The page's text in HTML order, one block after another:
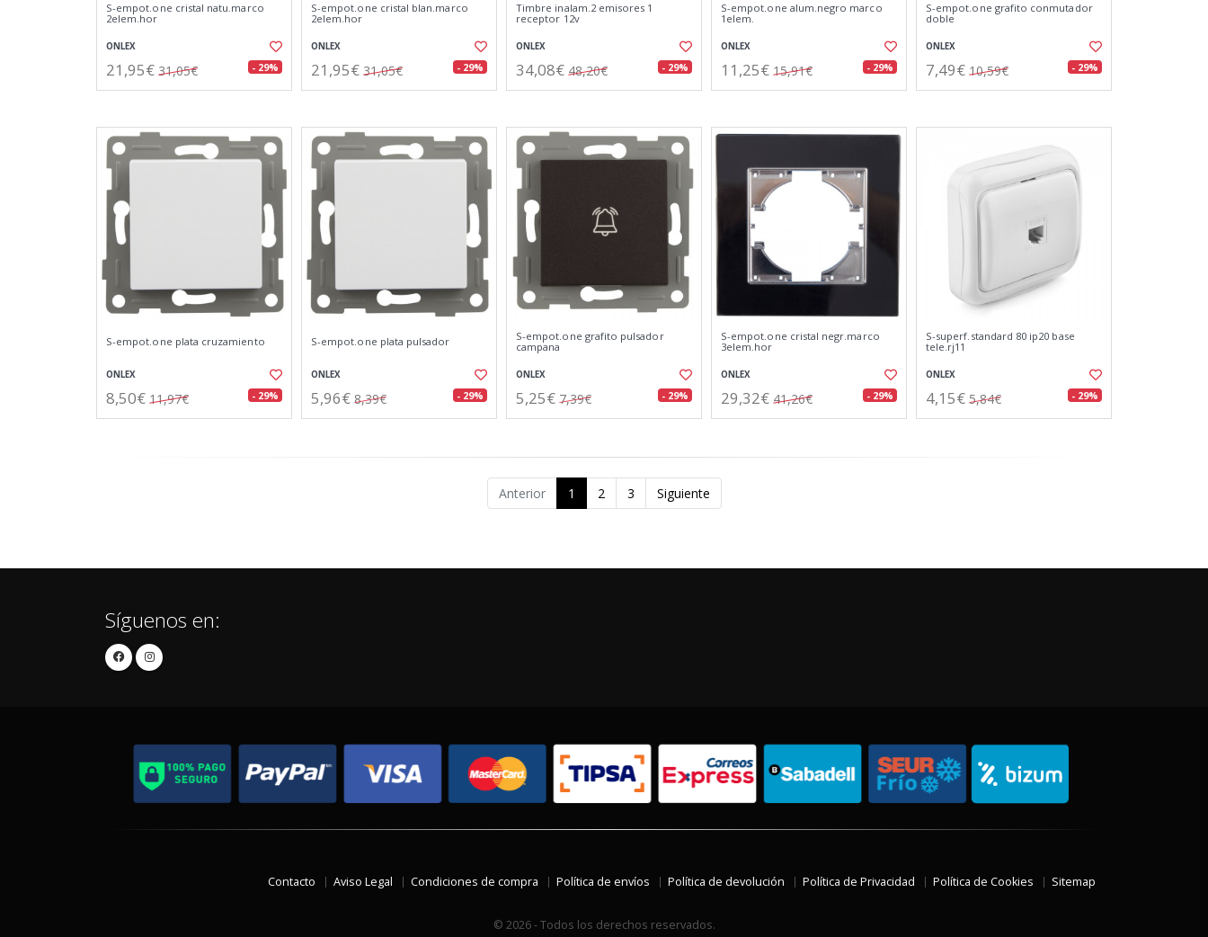
S-empot.one cristal natu.marco
2elem.hor
ONLEX
21,95€ 31,05€ - 29%
S-empot.one cristal blan.marco
2elem.hor
ONLEX
21,95€ 31,05€ - 29%
Timbre inalam.2 emisores 1
receptor 12v
ONLEX
34,08€ 48,20€ - 29%
S-empot.one alum.negro marco
1elem.
ONLEX
11,25€ 15,91€ - 29%
S-empot.one grafito conmutador
doble
ONLEX
7,49€ 10,59€ - 29%
S-empot.one plata cruzamiento
ONLEX
8,50€ 11,97€ - 29%
S-empot.one plata pulsador
ONLEX
5,96€ 8,39€ - 29%
S-empot.one grafito pulsador
campana
ONLEX
5,25€ 7,39€ - 29%
S-empot.one cristal negr.marco
3elem.hor
ONLEX
29,32€ 41,26€ - 29%
S-superf.standard 80 ip20 base
tele.rj11
ONLEX
4,15€ 5,84€ - 29%
Anterior 1 2 3 Siguiente
Síguenos en:
Contacto Aviso Legal Condiciones de compra Política de envíos Política de devolución Política de Privacidad Política de Cookies Sitemap
© 2026 - Todos los derechos reservados.